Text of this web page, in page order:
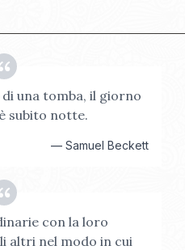
una tomba, il giorno
subito notte.
— Samuel Beckett
con la loro
altri nel modo in cui